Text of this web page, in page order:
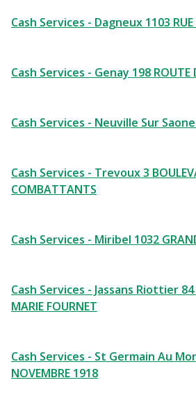
Cash Services - Dagneux 1103 RUE
Cash Services - Genay 198 ROUTE
Cash Services - Neuville Sur Saone
Cash Services - Trevoux 3
COMBATTANTS
Cash Services - Miribel 1032
Cash Services - Jassans Riottier 84
MARIE FOURNET
Cash Services - St Germain Au
NOVEMBRE 1918